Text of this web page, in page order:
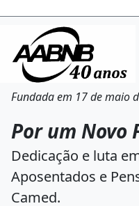
Fundada em 17 de maio
Por um Novo
Dedicação e luta
Aposentados e
Camed.